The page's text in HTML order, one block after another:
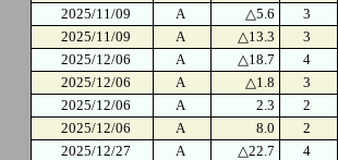
2025/11/09
A △5.6 3
2025/11/09
A △13.3 3
2025/12/06
A △18.7 4
2025/12/06
A △1.8 3
2025/12/06
A 2.3 2
2025/12/06
A 8.0 2
2025/12/27
A △22.7 4